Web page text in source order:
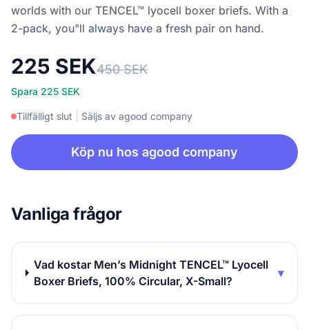
worlds with our TENCEL™ lyocell boxer briefs. With a
2-pack, you"ll always have a fresh pair on hand.
225 SEK450 SEK
Spara 225 SEK
Tillfälligt slut Säljs av agood company
Köp nu hos agood company
Vanliga frågor
Vad kostar Men’s Midnight TENCEL™ Lyocell
Boxer Briefs, 100% Circular, X-Small?
▾